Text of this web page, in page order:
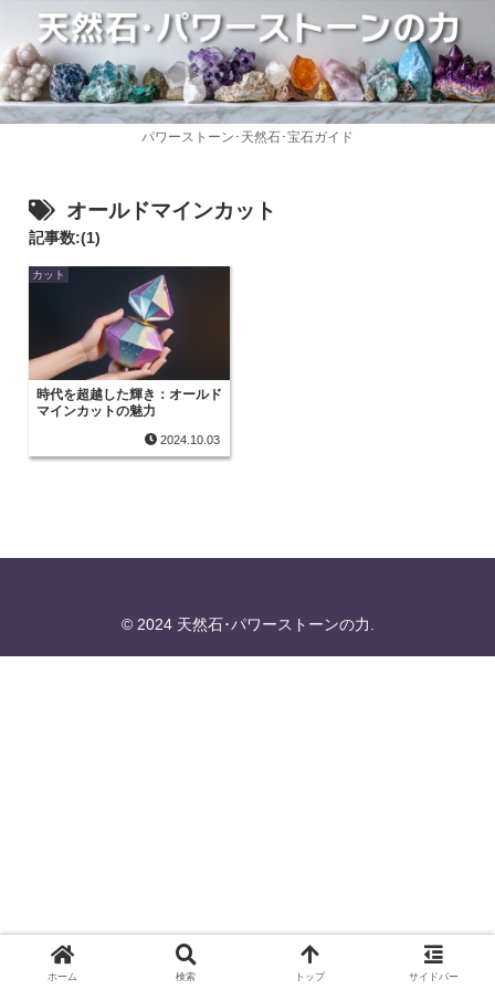
パワーストーン･天然石･宝石ガイド
オールドマインカット
記事数:(1)
カット
時代を超越した輝き：オールド
マインカットの魅力
2024.10.03
© 2024 天然石･パワーストーンの力.
ホーム 検索 トップ サイドバー